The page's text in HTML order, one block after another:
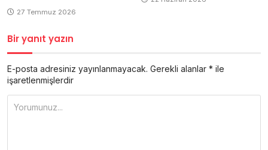
27 Temmuz 2026
Bir yanıt yazın
E-posta adresiniz yayınlanmayacak. Gerekli alanlar * ile
işaretlenmişlerdir